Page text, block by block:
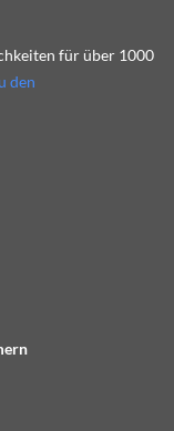
für über 1000
den